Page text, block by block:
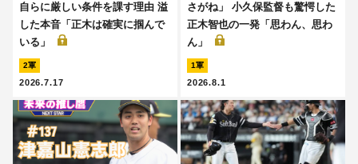
自らに厳しい条件を課す理由 溢
した本音「正木は確実に掴んで
いる」
2軍
2026.7.17
さがね」 小久保監督も驚愕した
正木智也の一発「思わん、思わ
ん」
1軍
2026.8.1